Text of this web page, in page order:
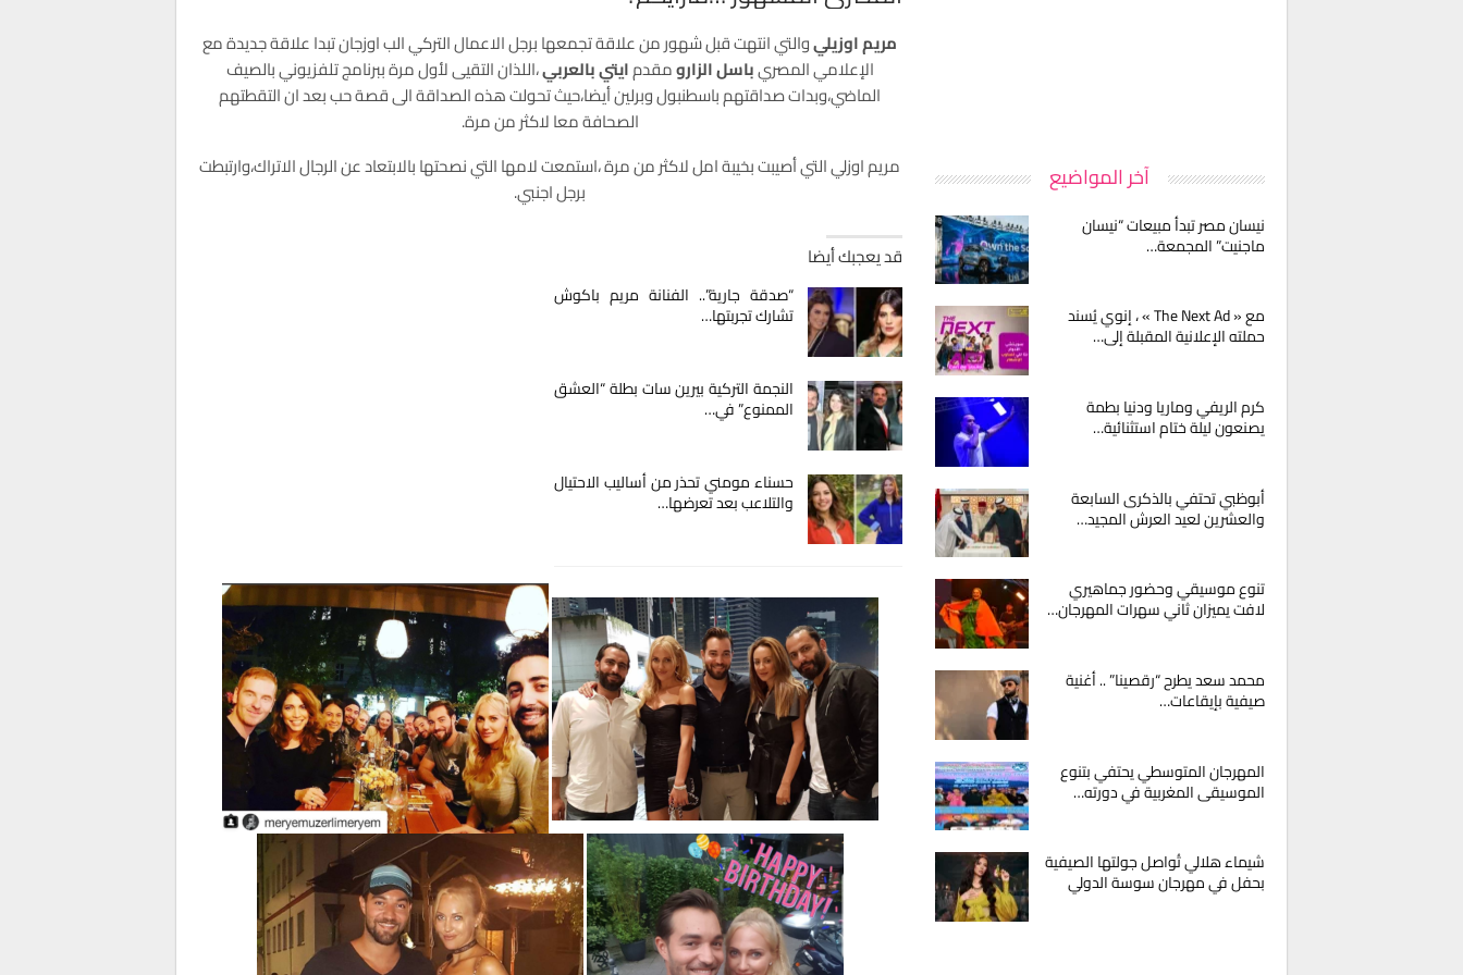
مريم اوزيليوالتي انتهت قبل شهور من علاقة تجمعها برجل الاعمال التركي الب اوزجان تبدا علاقة جديدة مع
الإعلامي المصريباسل الزارومقدمايتي بالعربي،اللذان التقيى لأول مرة ببرنامج تلفزيوني بالصيف
الماضي،وبدات صداقتهم باسطنبول وبرلين أيضا،حيث تحولت هذه الصداقة الى قصة حب بعد ان التقطتهم
الصحافة معا لاكثر من مرة.
مريم اوزلي التي أصيبت بخيبة امل لاكثر من مرة ،استمعت لامها التي نصحتها بالابتعاد عن الرجال الاتراك،وارتبطت
برجل اجنبي.
قد يعجبك أيضا
“صدقة جارية”.. الفنانة مريم باكوش
تشارك تجربتها…
النجمة التركية بيرين سات بطلة “العشق
الممنوع” في…
حسناء مومني تحذر من أساليب الاحتيال
والتلاعب بعد تعرضها…
آخر المواضيع
نيسان مصر تبدأ مبيعات “نيسان
ماجنيت” المجمعة…
مع « The Next Ad » ، إنوي يُسند
حملته الإعلانية المقبلة إلى…
كرم الريفي وماريا ودنيا بطمة
يصنعون ليلة ختام استثنائية…
أبوظبي تحتفي بالذكرى السابعة
والعشرين لعيد العرش المجيد…
تنوع موسيقي وحضور جماهيري
لافت يميزان ثاني سهرات المهرجان…
محمد سعد يطرح “رقصينا” .. أغنية
صيفية بإيقاعات…
المهرجان المتوسطي يحتفي بتنوع
الموسيقى المغربية في دورته…
شيماء هلالي تُواصل جولتها الصيفية
بحفل في مهرجان سوسة الدولي